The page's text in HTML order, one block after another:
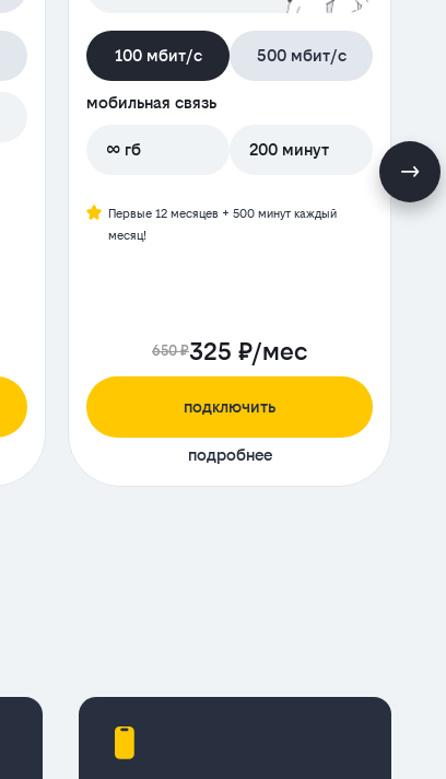
100 мбит/с 500 мбит/с
мобильная связь
∞ гб 200 минут
Первые 12 месяцев + 500 минут каждый
месяц!
650 ₽325 ₽/мес
подключить
подробнее